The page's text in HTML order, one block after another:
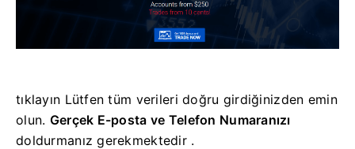
tıklayın Lütfen tüm verileri doğru girdiğinizden emin
olun. Gerçek E-posta ve Telefon Numaranızı
doldurmanız gerekmektedir .